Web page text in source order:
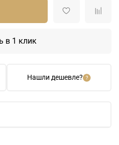
Нашли дешевле?
в 1 клик